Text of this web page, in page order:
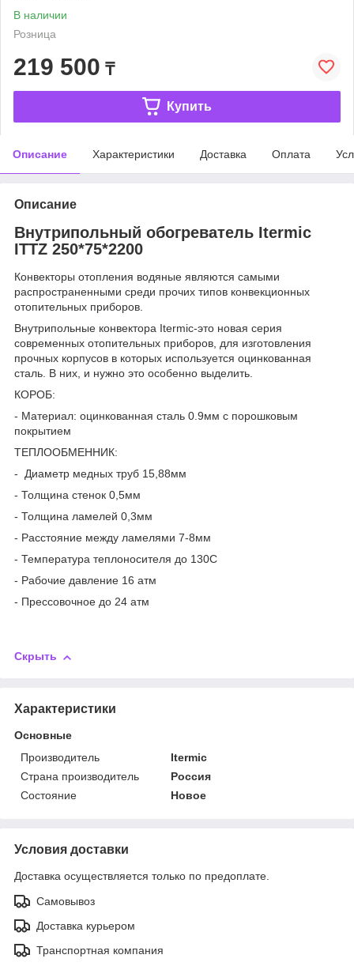
В наличии
Розница
219 500 ₸
Купить
Описание Характеристики Доставка Оплата
Описание
Внутрипольный обогреватель Itermic
ITTZ 250*75*2200
Конвекторы отопления водяные являются самыми
распространенными среди прочих типов конвекционных
отопительных приборов.
Внутрипольные конвектора Itermic-это новая серия
современных отопительных приборов, для изготовления
прочных корпусов в которых используется оцинкованная
сталь. В них, и нужно это особенно выделить.
КОРОБ:
- Материал: оцинкованная сталь 0.9мм с порошковым
покрытием
ТЕПЛООБМЕННИК:
- Диаметр медных труб 15,88мм
- Толщина стенок 0,5мм
- Толщина ламелей 0,3мм
- Расстояние между ламелями 7-8мм
- Температура теплоносителя до 130С
- Рабочие давление 16 атм
- Прессовочное до 24 атм
Скрыть
Характеристики
Основные
Производитель
Itermic
Страна производитель
Россия
Состояние
Новое
Условия доставки
Доставка осуществляется только по предоплате.
Самовывоз
Доставка курьером
Транспортная компания